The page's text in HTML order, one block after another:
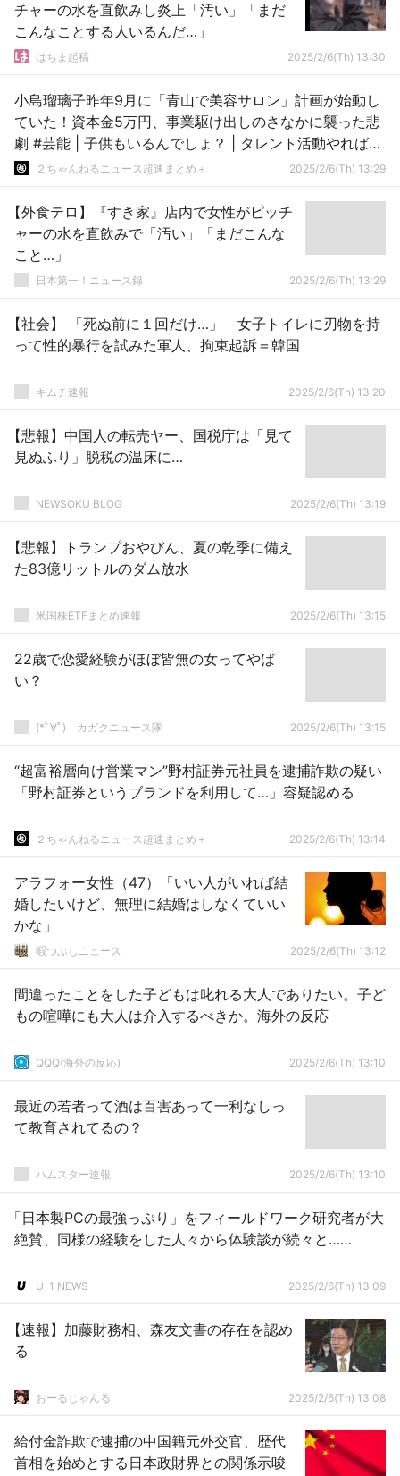
チャーの水を直飲みし炎上「汚い」「まだ
こんなことする人いるんだ…」
はちま起稿 2025/2/6(Th) 13:30
小島瑠璃子昨年9月に「青山で美容サロン」計画が始動し
ていた！資本金5万円、事業駆け出しのさなかに襲った悲
劇 #芸能 | 子供もいるんでしょ？ | タレント活動やればい
いのに２ちゃんねるニュース超速まとめ＋ 2025/2/6(Th) 13:29
【外食テロ】『すき家』店内で女性がピッチ
ャーの水を直飲みで「汚い」「まだこんな
こと…」
日本第一！ニュース録 2025/2/6(Th) 13:29
【社会】 「死ぬ前に１回だけ…」 女子トイレに刃物を持
って性的暴行を試みた軍人、拘束起訴＝韓国
キムチ速報 2025/2/6(Th) 13:20
【悲報】中国人の転売ヤー、国税庁は「見て
見ぬふり」脱税の温床に…
NEWSOKU BLOG 2025/2/6(Th) 13:19
【悲報】トランプおやびん、夏の乾季に備え
た83億リットルのダム放水
米国株ETFまとめ速報 2025/2/6(Th) 13:15
22歳で恋愛経験がほぼ皆無の女ってやば
い？
(*ﾟ∀ﾟ)ゞカガクニュース隊 2025/2/6(Th) 13:15
“超富裕層向け営業マン”野村証券元社員を逮捕詐欺の疑い
「野村証券というブランドを利用して…」容疑認める
２ちゃんねるニュース超速まとめ＋ 2025/2/6(Th) 13:14
アラフォー女性（47）「いい人がいれば結
婚したいけど、無理に結婚はしなくていい
かな」
暇つぶしニュース 2025/2/6(Th) 13:12
間違ったことをした子どもは叱れる大人でありたい。子ど
もの喧嘩にも大人は介入するべきか。海外の反応
QQQ(海外の反応) 2025/2/6(Th) 13:10
最近の若者って酒は百害あって一利なしっ
て教育されてるの？
ハムスター速報 2025/2/6(Th) 13:10
「日本製PCの最強っぷり」をフィールドワーク研究者が大
絶賛、同様の経験をした人々から体験談が続々と……
U-1 NEWS 2025/2/6(Th) 13:09
【速報】加藤財務相、森友文書の存在を認め
る
おーるじゃんる 2025/2/6(Th) 13:08
給付金詐欺で逮捕の中国籍元外交官、歴代
首相を始めとする日本政財界との関係示唆